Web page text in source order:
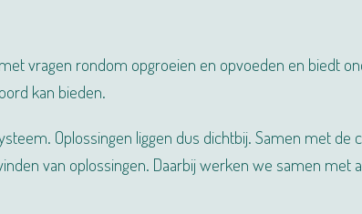
vragen rondom opgroeien en opvoeden en biedt
kan bieden.
Oplossingen liggen dus dichtbij. Samen met de
van oplossingen. Daarbij werken we samen met